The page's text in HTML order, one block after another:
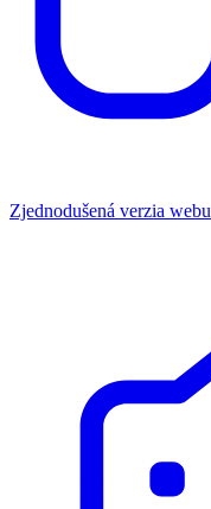
Zjednodušená verzia webu